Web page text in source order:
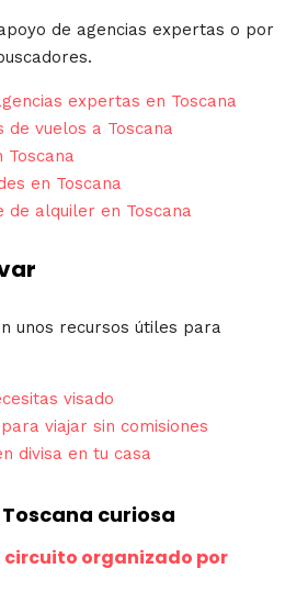
de agencias expertas o por
expertas en Toscana
de vuelos a Toscana
Toscana
en Toscana
de alquiler en Toscana
unos recursos útiles para
visado
viajar sin comisiones
divisa en tu casa
curiosa
circuito organizado por